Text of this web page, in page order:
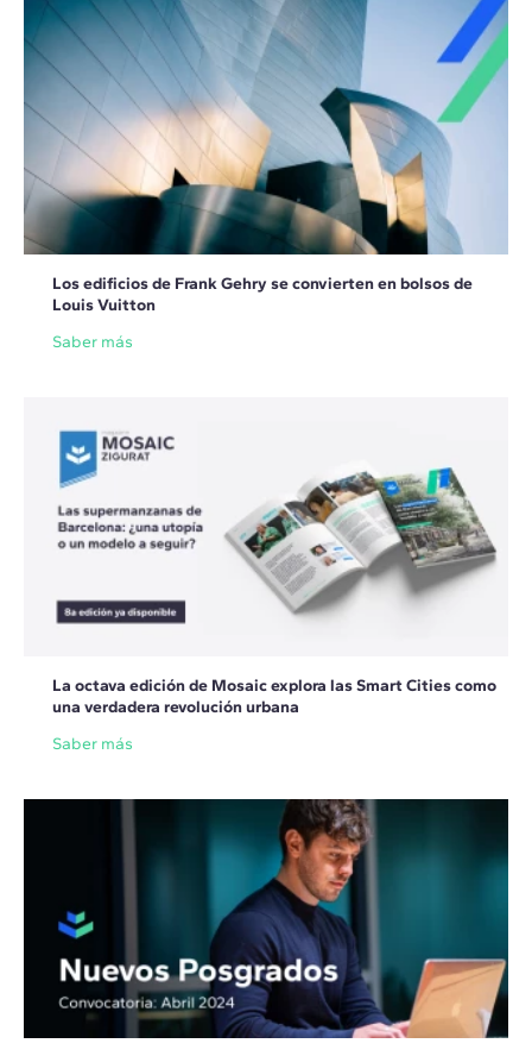
Los edificios de Frank Gehry se convierten en bolsos de
Louis Vuitton
Saber más
La octava edición de Mosaic explora las Smart Cities como
una verdadera revolución urbana
Saber más